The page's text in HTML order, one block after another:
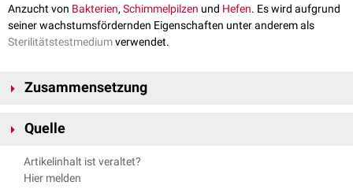
Anzucht von Bakterien, Schimmelpilzen und Hefen. Es wird aufgrund
seiner wachstumsfördernden Eigenschaften unter anderem als
Sterilitätstestmediumverwendet.
Zusammensetzung
17 gpankreatisch
5 gNatriumchlorid
2,5 g Dikaliumhydrogenphosphat
Quelle
; BD Tryptic Soy Broth
Artikelinhalt ist veraltet?
Hier melden